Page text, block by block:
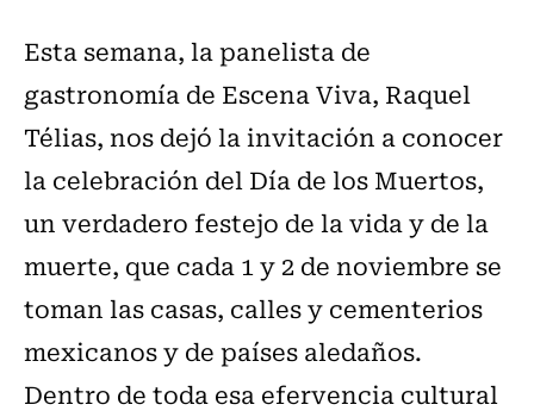
Esta semana, la panelista de
gastronomía de Escena Viva, Raquel
Télias, nos dejó la invitación a conocer
la celebración del Día de los Muertos,
un verdadero festejo de la vida y de la
muerte, que cada 1 y 2 de noviembre se
toman las casas, calles y cementerios
mexicanos y de países aledaños.
Dentro de toda esa efervencia cultural